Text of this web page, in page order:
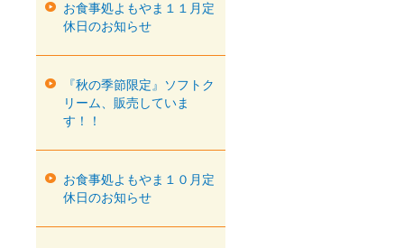
お食事処よもやま１１月定
休日のお知らせ
『秋の季節限定』ソフトク
リーム、販売していま
す！！
お食事処よもやま１０月定
休日のお知らせ